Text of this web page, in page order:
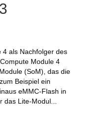
4 als Nachfolger des
Module 4
(SoM), das die
Beispiel ein
eMMC-Flash in
Lite-Modul...